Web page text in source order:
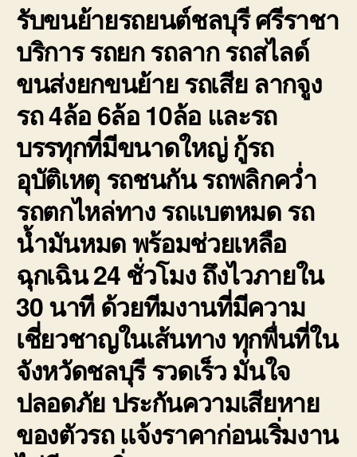
ศรีร
ราคา
รับขนย้ายรถยนต์ชลบุรี ศรีราชา
บริการ รถยก รถลาก รถสไลด์
ขนส่งยกขนย้าย รถเสีย ลากจูง
รถ 4ล้อ 6ล้อ 10ล้อ และรถ
บรรทุกที่มีขนาดใหญ่ กู้รถ
อุบัติเหตุ รถชนกัน รถพลิกคว่ำ
รถตกไหล่ทาง รถแบตหมด รถ
น้ำมันหมด พร้อมช่วยเหลือ
ฉุกเฉิน 24 ชั่วโมง ถึงไวภายใน
30 นาที ด้วยทีมงานที่มีความ
เชี่ยวชาญในเส้นทาง ทุกพื่นที่ใน
จังหวัดชลบุรี รวดเร็ว มั่นใจ
ปลอดภัย ประกันความเสียหาย
ของตัวรถ แจ้งราคาก่อนเริ่มงาน